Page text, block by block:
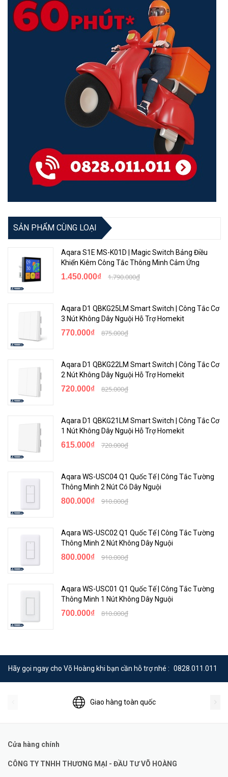
- Tự động bật đèn sáng khi phát hiện người di chuyển, bật đèn bất
cứ nơi nào bạn đi ngang qua, đi lên/xuống cầu thang vào buổi tối,
khi đi vào nhà vệ sinh, vào bếp, vào nhà kho,… (Cần có cảm biến
chuyển động Aqara + Công tắc Aqara + Aqara Hub M2)
Công tắc Aqara Q1 bằng nhựa, màu trắng nhám để chống bám bụi
được thiết kế để không bị ngả vàng khi sử dụng lâu dài. Là dòng
công tắc cơ cho thao tác nhấn nhả thuận tiện, nút bấm êm ái và
trạng thái của đèn đang bật hoặc tắt. Bên ngoài lớp vỏ nhựa là
những tiếp điểm bằng đồng cao cấp cho hiệu quả dẫn điện tốt hơn
đồng thời độ bền cũng cao hơn.
Công tắc thông minh Aqara chữ nhật có kích thước chuẩn 12 x 7,4
x 3,65 cm (Dài x Rộng x Cao) nên rất phù hợp với các đế âm hiện có
tại thị trường Việt Nam. Cho dù nhà bạn đang trong quá trình xây
dựng hay đã hoàn thiện cũng chỉ cần lắp công tắc Aqara và sử
Điều khiển từ xa bằng điện thoại, giọng nói
Với công tắc Aqara, bạn có thể điều khiển đèn ngay trên điện thoại
bản là bật/tắt đèn, ứng dụng quản lý Home trên điện thoại cũng
cho phép người dùng hẹn giờ, thiết lập khung thời gian làm việc cho
từng công tắc…
Turn on switch in the Living Room.
Công tắc Aqara an toàn chống cháy
SẢN PHẨM CÙNG LOẠI
Aqara S1E MS-K01D | Magic Switch Bảng Điều
Khiển Kiêm Công Tắc Thông Minh Cảm Ứng
1.450.000₫ 1.790.000₫
Aqara D1 QBKG25LM Smart Switch | Công Tắc Cơ
3 Nút Không Dây Nguội Hỗ Trợ Homekit
770.000₫ 875.000₫
Aqara D1 QBKG22LM Smart Switch | Công Tắc Cơ
2 Nút Không Dây Nguội Hỗ Trợ Homekit
720.000₫ 825.000₫
Aqara D1 QBKG21LM Smart Switch | Công Tắc Cơ
1 Nút Không Dây Nguội Hỗ Trợ Homekit
615.000₫ 720.000₫
Aqara WS-USC04 Q1 Quốc Tế | Công Tắc Tường
Thông Minh 2 Nút Có Dây Nguội
800.000₫ 910.000₫
Aqara WS-USC02 Q1 Quốc Tế | Công Tắc Tường
Thông Minh 2 Nút Không Dây Nguội
800.000₫ 910.000₫
Aqara WS-USC01 Q1 Quốc Tế | Công Tắc Tường
Thông Minh 1 Nút Không Dây Nguội
700.000₫ 810.000₫
Hãy gọi ngay cho Võ Hoàng khi bạn cần hỗ trợ nhé : 0828.011.011
Giao hàng toàn quốc
Cửa hàng chính
CÔNG TY TNHH THƯƠNG MẠI - ĐẦU TƯ VÕ HOÀNG